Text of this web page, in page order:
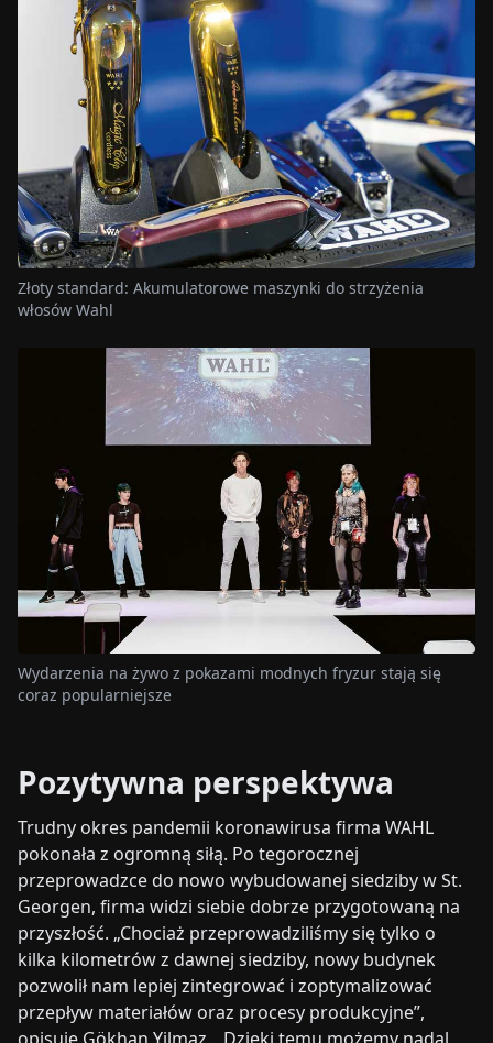
Złoty standard: Akumulatorowe maszynki do strzyżenia
włosów Wahl
Wydarzenia na żywo z pokazami modnych fryzur stają się
coraz popularniejsze
Pozytywna perspektywa
Trudny okres pandemii koronawirusa firma WAHL
pokonała z ogromną siłą. Po tegorocznej
przeprowadzce do nowo wybudowanej siedziby w St.
Georgen, firma widzi siebie dobrze przygotowaną na
przyszłość. „Chociaż przeprowadziliśmy się tylko o
kilka kilometrów z dawnej siedziby, nowy budynek
pozwolił nam lepiej zintegrować i zoptymalizować
przepływ materiałów oraz procesy produkcyjne”,